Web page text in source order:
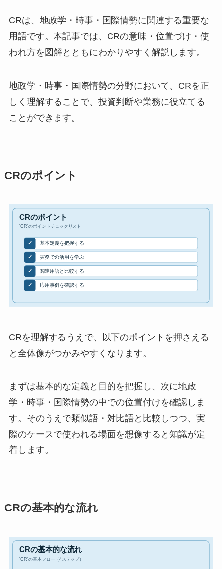
CRは、地政学・時事・国際情勢に関連する重要な
用語です。本記事では、CRの意味・位置づけ・使
われ方を図解とともにわかりやすく解説します。
地政学・時事・国際情勢の分野において、CRを正
しく理解することで、投資判断や業務に役立てる
ことができます。
CRのポイント
CRを理解するうえで、以下のポイントを押さえる
と全体像がつかみやすくなります。
まずは基本的な定義と目的を把握し、次に地政
学・時事・国際情勢の中での位置付けを確認しま
す。そのうえで類似語・対比語と比較しつつ、実
際のケースで使われる場面を想像すると知識が定
着します。
CRの基本的な流れ